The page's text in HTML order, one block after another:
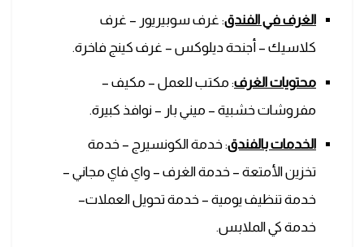
الغرف في الفندق: غرف سوبيريور – غرف
كلاسيك – أجنحة ديلوكس – غرف كينج فاخرة.
محتويات الغرف: مكتب للعمل – مكيف –
مفروشات خشبية – ميني بار – نوافذ كبيرة.
الخدمات بالفندق: خدمة الكونسيرج – خدمة
تخزين الأمتعة – خدمة الغرف – واي فاي مجاني –
خدمة تنظيف يومية – خدمة تحويل العملات–
خدمة كي الملابس.